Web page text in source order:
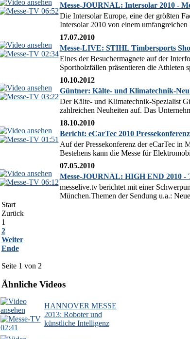
06:52
Messe-JOURNAL: Intersolar 2010 -
Die Intersolar Europe, eine der größten
Intersolar 2010 von einem
02:34
17.07.2010
Messe-LIVE: STIHL Timbersports
Eines der Besuchermagnete auf der
Sportholzfällen präsentieren die
03:22
10.10.2012
Güntner: Kälte- und Klimatechnik-
Der Kälte- und Klimatechnik-Spezialist
zahlreichen Neuheiten auf. Das
01:51
18.10.2010
Bericht: eCarTec 2010
Auf der Pressekonferenz der eCarTec in
Bestehens kann die Messe für
06:12
07.05.2010
Messe-JOURNAL: HIGH END 2010 -
messelive.tv berichtet mit einer
München.Themen der Sendung u.a.:
Start
Zurück
1
2
Weiter
Ende
Seite 1 von 2
Ähnliche Videos
02:41
HANNOVER MESSE
2013: Roboter und
künstliche Intelligenz